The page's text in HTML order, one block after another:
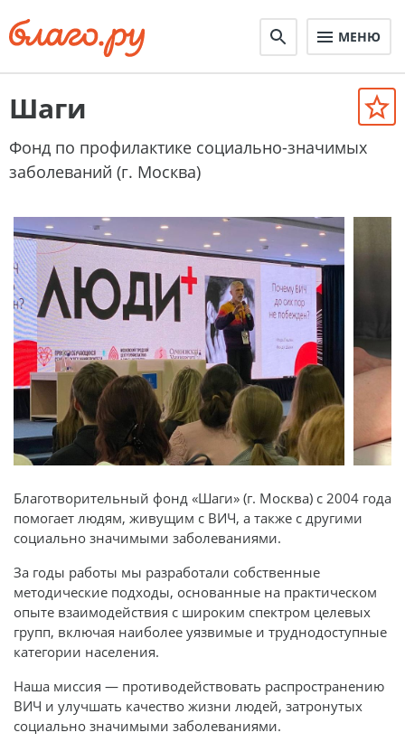
МЕНЮ
Шаги
Фонд по профилактике социально-значимых
заболеваний (г. Москва)
Благотворительный фонд «Шаги» (г. Москва) с 2004 года
помогает людям, живущим с ВИЧ, а также с другими
социально значимыми заболеваниями.
За годы работы мы разработали собственные
методические подходы, основанные на практическом
опыте взаимодействия с широким спектром целевых
групп, включая наиболее уязвимые и труднодоступные
категории населения.
Наша миссия — противодействовать распространению
ВИЧ и улучшать качество жизни людей, затронутых
социально значимыми заболеваниями.